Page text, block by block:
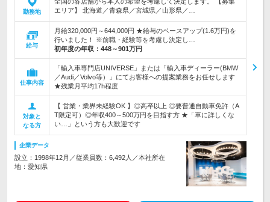
勤務地
エリア】 北海道／青森県／宮城県／山形県／…
給与
月給320,000円～644,000円 ★給与のベースアップ(1.6万円)を
行いました！ ※前職・経験等を考慮し決定し…
初年度の年収： 448～901万円
仕事内容
「輸入車専門店UNIVERSE」または「輸入車ディーラー(BMW
／Audi／Volvo等）」にてお客様への提案業務をお任せします
★残業月平均17h程度
対象と
なる方
【 営業・業界未経験OK 】◎高卒以上 ◎要普通自動車免許（A
T限定可）◎年収400～500万円を目指す方 ★「車に詳しくな
い…」という方も大歓迎です
企業データ
設立：1998年12月／従業員数：6,492人／本社所在
地：愛知県